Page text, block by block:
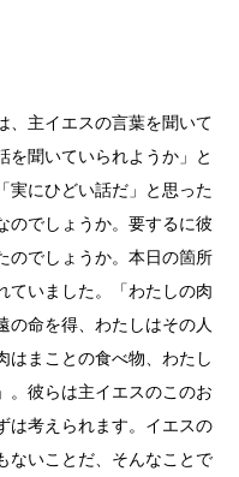
主イエスの言葉を聞いて
を聞いていられようか」と
実にひどい話だ」と思った
のでしょうか。要するに彼
のでしょうか。本日の箇所
ていました。「わたしの肉
の命を得、わたしはその人
はまことの食べ物、わたし
。彼らは主イエスのこのお
は考えられます。イエスの
ないことだ、そんなことで